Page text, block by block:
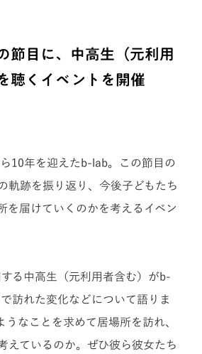
節目に、中高生（元利用
聴くイベントを開催
10年を迎えたb-lab。この節目の
軌跡を振り返り、今後子どもたち
を届けていくのかを考えるイベン
る中高生（元利用者含む）がb-
訪れた変化などについて語りま
うなことを求めて居場所を訪れ、
えているのか。ぜひ彼ら彼女たち